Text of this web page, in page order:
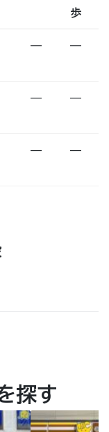
歩
— —
— —
— —
探す